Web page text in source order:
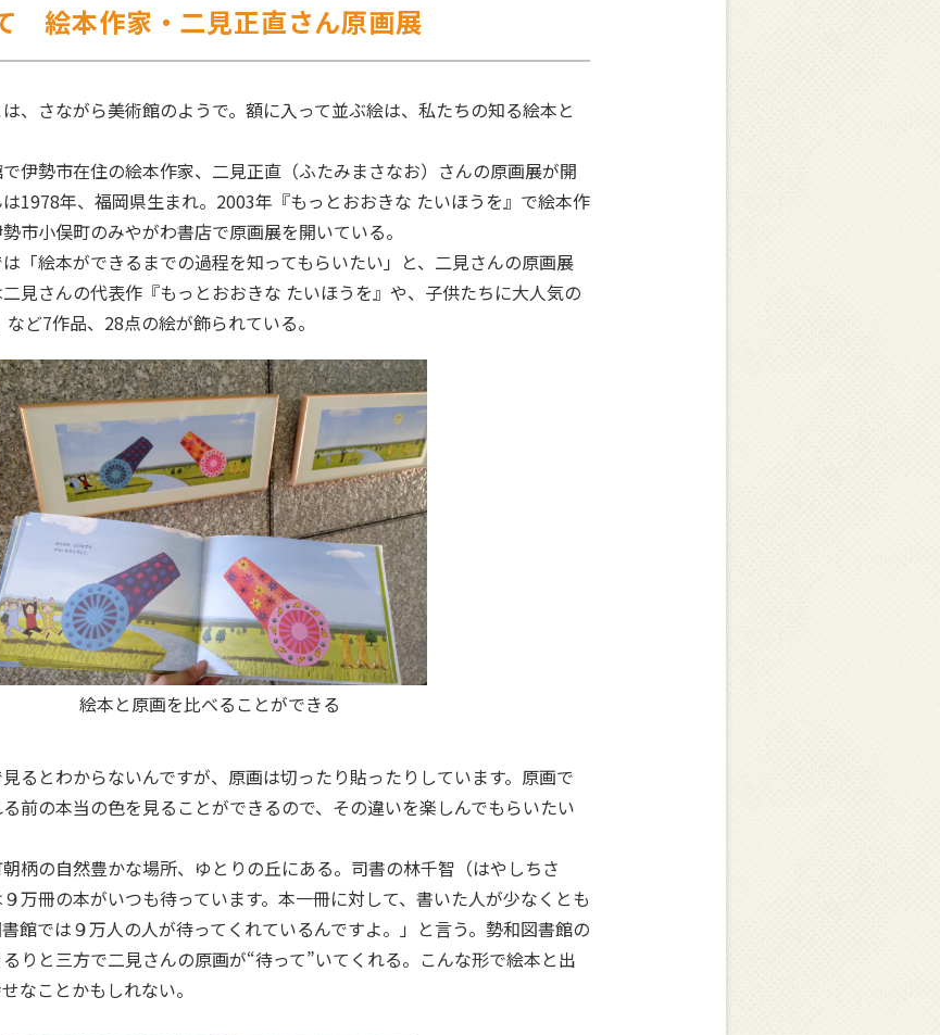
絵本作家・二見正直さん原画展
は、さながら美術館のようで。額に入って並ぶ絵は、私たちの知る絵本と
伊勢市在住の絵本作家、二見正直（ふたみまさなお）さんの原画展が開
1978年、福岡県生まれ。2003年『もっとおおきな たいほうを』で絵本作
市小俣町のみやがわ書店で原画展を開いている。
「絵本ができるまでの過程を知ってもらいたい」と、二見さんの原画展
見さんの代表作『もっとおおきな たいほうを』や、子供たちに大人気の
など7作品、28点の絵が飾られている。
絵本と原画を比べることができる
るとわからないんですが、原画は切ったり貼ったりしています。原画で
前の本当の色を見ることができるので、その違いを楽しんでもらいたい
柄の自然豊かな場所、ゆとりの丘にある。司書の林千智（はやしちさ
万冊の本がいつも待っています。本一冊に対して、書いた人が少なくとも
館では９万人の人が待ってくれているんですよ。」と言う。勢和図書館の
りと三方で二見さんの原画が“待って”いてくれる。こんな形で絵本と出
なことかもしれない。